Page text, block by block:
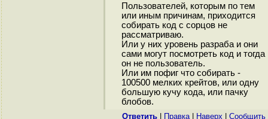
Пользователей, которым по тем
или иным причинам, приходится
собирать код с сорцов не
рассматриваю.
Или у них уровень разраба и они
сами могут посмотреть код и тогда
он не пользователь.
Или им пофиг что собирать -
100500 мелких крейтов, или одну
большую кучу кода, или пачку
блобов.
Ответить Правка| Наверх Cообщить